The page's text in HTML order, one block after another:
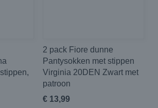
2 pack Fiore dunne
Pantysokken met stippen
Virginia 20DEN Zwart met
patroon
€ 13,99